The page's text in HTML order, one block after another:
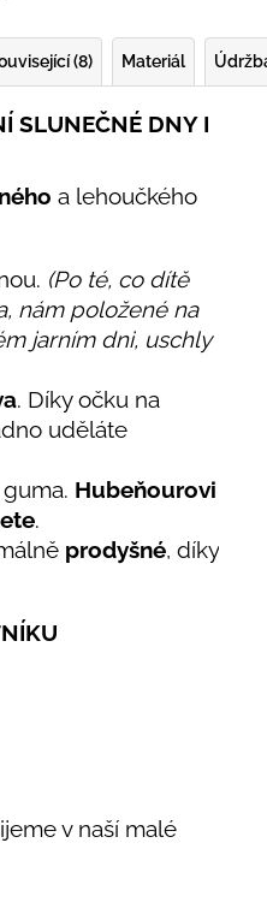
(8) Materiál
SLUNEČNÉ DNY I
a lehoučkého
(Po té, co dítě
nám položené na
jarním dni, uschly
. Díky očku na
uděláte
Hubeňourovi
.
prodyšné, díky
v naší malé